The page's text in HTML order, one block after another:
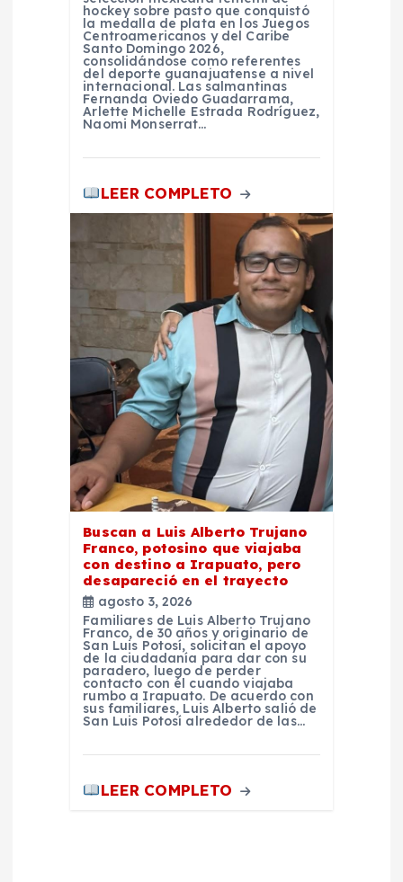
hockey sobre pasto que conquistó
la medalla de plata en los Juegos
Centroamericanos y del Caribe
Santo Domingo 2026,
consolidándose como referentes
del deporte guanajuatense a nivel
internacional. Las salmantinas
Fernanda Oviedo Guadarrama,
Arlette Michelle Estrada Rodríguez,
Naomi Monserrat…
LEER COMPLETO
Buscan a Luis Alberto Trujano
Franco, potosino que viajaba
con destino a Irapuato, pero
desapareció en el trayecto
agosto 3, 2026
Familiares de Luis Alberto Trujano
Franco, de 30 años y originario de
San Luis Potosí, solicitan el apoyo
de la ciudadanía para dar con su
paradero, luego de perder
contacto con él cuando viajaba
rumbo a Irapuato. De acuerdo con
sus familiares, Luis Alberto salió de
San Luis Potosí alrededor de las…
LEER COMPLETO